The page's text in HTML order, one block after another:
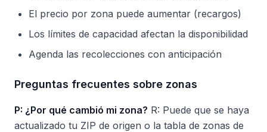
El precio por zona puede aumentar (recargos)
Los límites de capacidad afectan la disponibilidad
Agenda las recolecciones con anticipación
Preguntas frecuentes sobre zonas
P: ¿Por qué cambió mi zona? R: Puede que se haya
actualizado tu ZIP de origen o la tabla de zonas de